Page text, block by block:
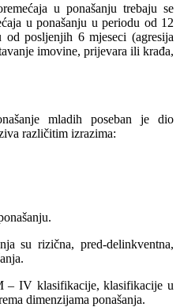
u ponašanju trebaju se
u ponašanju u periodu od 12
posljenjih 6 mjeseci (agresija
imovine, prijevara ili krađa,
mladih poseban je dio
različitim izrazima:
su rizična, pred-delinkventna,
– IV klasifikacije, klasifikacije u
dimenzijama ponašanja.